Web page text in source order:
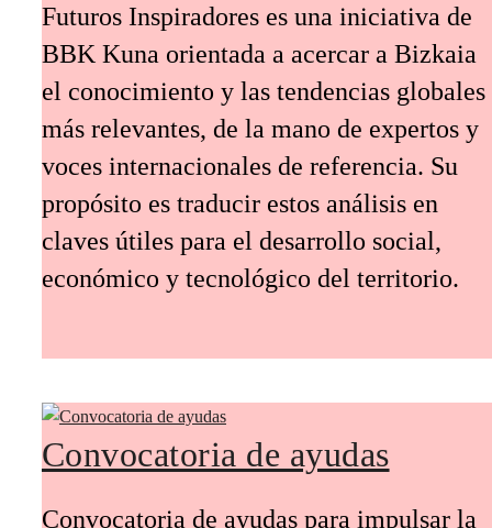
Futuros Inspiradores es una iniciativa de
BBK Kuna orientada a acercar a Bizkaia
el conocimiento y las tendencias globales
más relevantes, de la mano de expertos y
voces internacionales de referencia. Su
propósito es traducir estos análisis en
claves útiles para el desarrollo social,
económico y tecnológico del territorio.
Convocatoria de ayudas
Convocatoria de ayudas para impulsar la